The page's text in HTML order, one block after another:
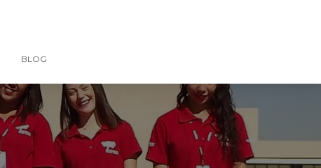
BLOG